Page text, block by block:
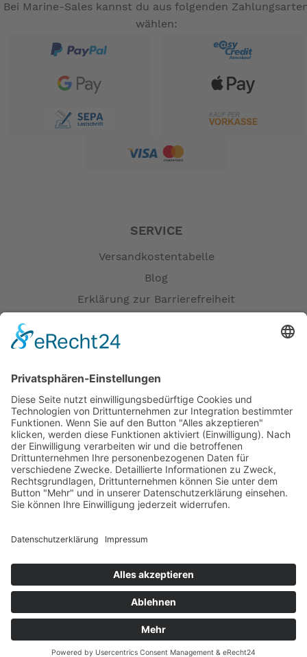
Bei Marine-Sales kannst du aus folgenden
wählen:
SERVICE
Versandkostentabelle
Blog
Erklärung zur Barrierefreiheit
Versandpartner
Verfügbarkeiten
Zahlung und Versand
Datenschutz
Fernabsatz
Widerrufsrecht MS
Widerrufsrecht bei Reparatur
Widerrufsrecht bei Dienstleistungen
Garantiefall
Batterieverordnung
Ergänzende Allgemeine Geschäftsbedingungen zum
easyCredit-Ratenkauf